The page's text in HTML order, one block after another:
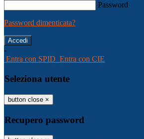
Password
Password dimenticata?
-
Entra con SPID Entra con CIE
Seleziona utente
button close ×
Recupero password